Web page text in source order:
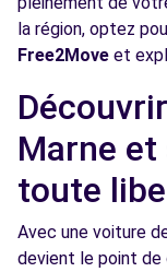
Voir l'agence
Free2move
89 AVENUE DU
CRETEIL,
Voir l'agence
la région, optez
Free2Move et
Marne et
toute
Avec une voiture
devient le point